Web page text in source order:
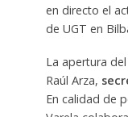
en directo el
de UGT en
La apertura
Raúl Arza,
En calidad de